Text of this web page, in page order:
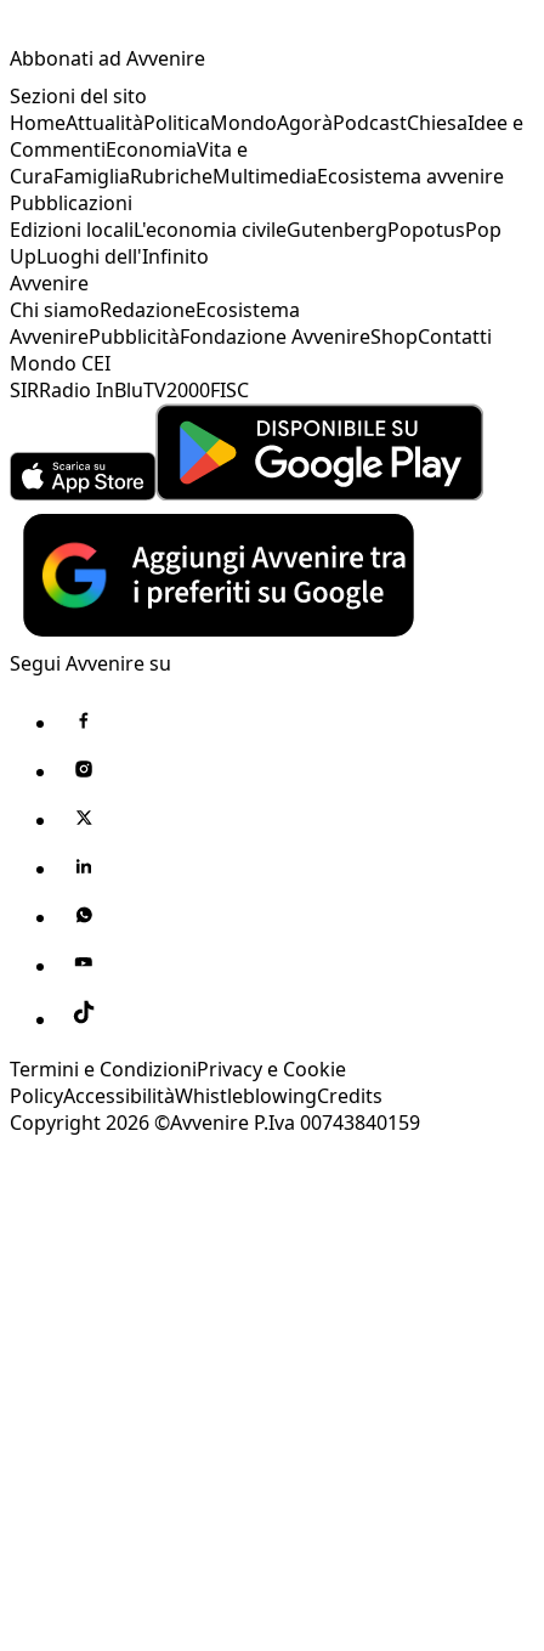
Abbonati ad Avvenire
Sezioni del sito
HomeAttualitàPoliticaMondoAgoràPodcastChiesaIdee e
CommentiEconomiaVita e
CuraFamigliaRubricheMultimediaEcosistema avvenire
Pubblicazioni
Edizioni localiL'economia civileGutenbergPopotusPop
UpLuoghi dell'Infinito
Avvenire
Chi siamoRedazioneEcosistema
AvvenirePubblicitàFondazione AvvenireShopContatti
Mondo CEI
SIRRadio InBluTV2000FISC
Segui Avvenire su
Termini e CondizioniPrivacy e Cookie
PolicyAccessibilitàWhistleblowingCredits
Copyright 2026 ©Avvenire P.Iva 00743840159